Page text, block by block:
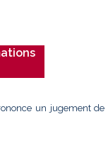
un jugement de